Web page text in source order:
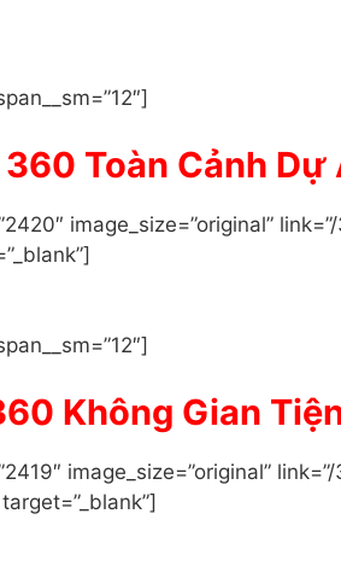
360 Toàn Cảnh Dự
image_size=”original”
Không Gian
image_size=”original”